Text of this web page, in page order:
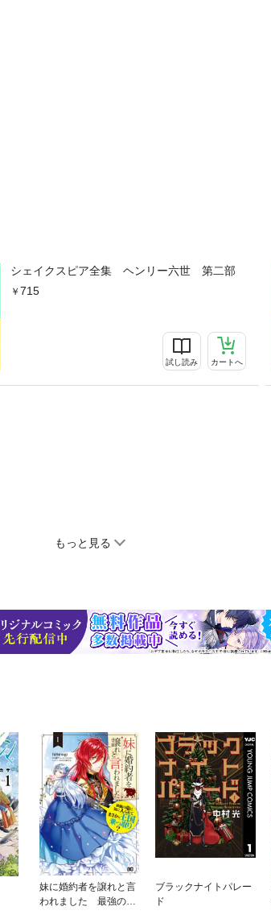
シェイクスピア全集 ヘンリー六世 第二部
715
試し読み カートへ
もっと見る
妹に婚約者を譲れと言
われました 最強の竜
ブラックナイトパレー
ド